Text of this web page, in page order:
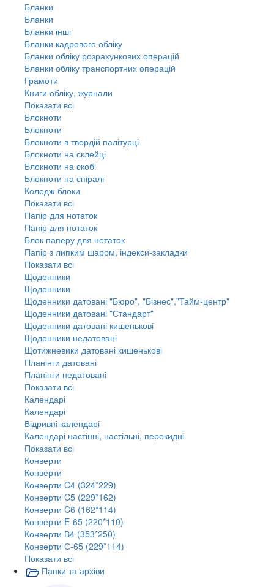
Бланки
Бланки
Бланки інші
Бланки кадрового обліку
Бланки обліку розрахункових операцій
Бланки обліку транспортних операцій
Грамоти
Книги обліку, журнали
Показати всі
Блокноти
Блокноти
Блокноти в твердій палітурці
Блокноти на склейці
Блокноти на скобі
Блокноти на спіралі
Коледж-блоки
Показати всі
Папір для нотаток
Папір для нотаток
Блок паперу для нотаток
Папір з липким шаром, індекси-закладки
Показати всі
Щоденники
Щоденники
Щоденники датовані "Бюро", "Бізнес","Тайм-центр"
Щоденники датовані "Стандарт"
Щоденники датовані кишенькові
Щоденники недатовані
Щотижневики датовані кишенькові
Планінги датовані
Планінги недатовані
Показати всі
Календарі
Календарі
Відривні календарі
Календарі настінні, настільні, перекидні
Показати всі
Конверти
Конверти
Конверти C4 (324*229)
Конверти C5 (229*162)
Конверти C6 (162*114)
Конверти E-65 (220*110)
Конверти В4 (353*250)
Конверти С-65 (229*114)
Показати всі
Папки та архіви